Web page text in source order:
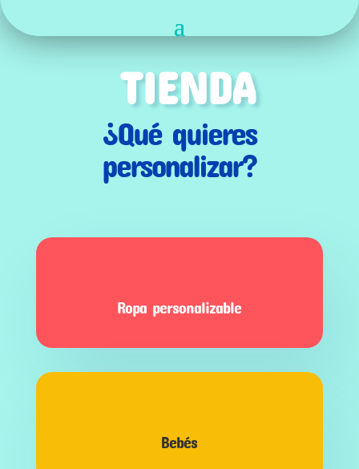
TIENDA
¿Qué quieres
personalizar?
Ropa personalizable
Bebés